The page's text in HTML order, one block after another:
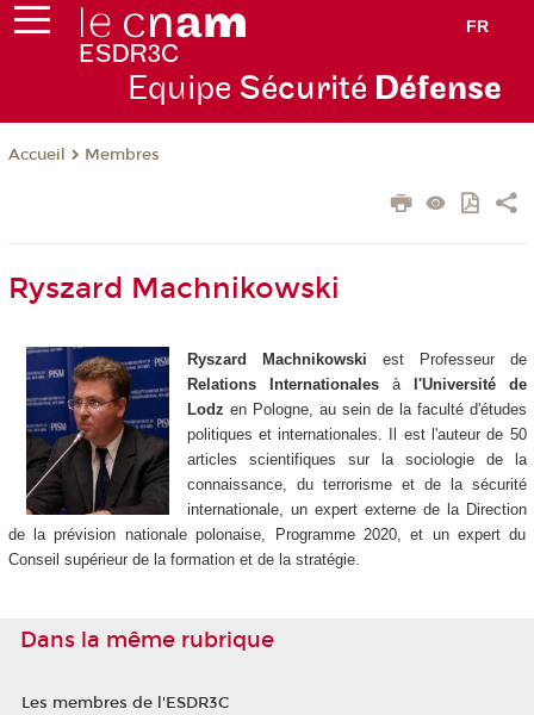
FR
Equipe Sécurité Défense
Accueil Membres
Ryszard Machnikowski
Ryszard Machnikowski est
Professeur de
Relations Internationales à
l'Université de
Lodz en Pologne, au sein de la faculté d'études
politiques et internationales. Il est l'auteur de 50
articles scientifiques sur la sociologie de la
connaissance, du terrorisme et de la sécurité
internationale, un expert externe de la Direction
de la prévision nationale polonaise, Programme 2020, et un expert du
Conseil supérieur de la formation et de la stratégie.
Dans la même rubrique
Les membres de l'ESDR3C